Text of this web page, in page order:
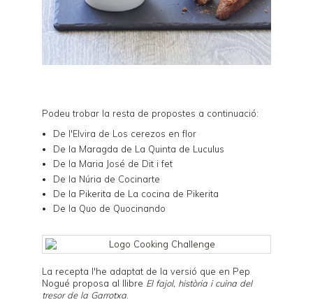
Podeu trobar la resta de propostes a continuació:
De l'Elvira de Los cerezos en flor
De la Maragda de La Quinta de Luculus
De la Maria José de Dit i fet
De la Núria de Cocinarte
De la Pikerita de La cocina de Pikerita
De la Quo de Quocinando
La recepta l'he adaptat de la versió que en Pep
Nogué proposa al llibre El fajol, història i cuina del
tresor de la Garrotxa.